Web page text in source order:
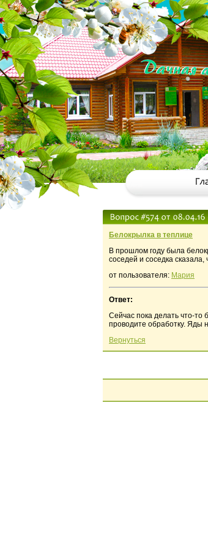
Белокрылка в теплице
В прошлом году была
соседей и соседка
от пользователя: Мария
Ответ:
Сейчас пока делать что-то
проводите обработку. Яды
Вернуться